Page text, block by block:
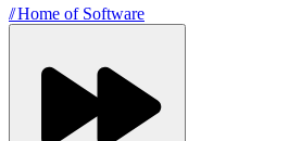
//Home of Software